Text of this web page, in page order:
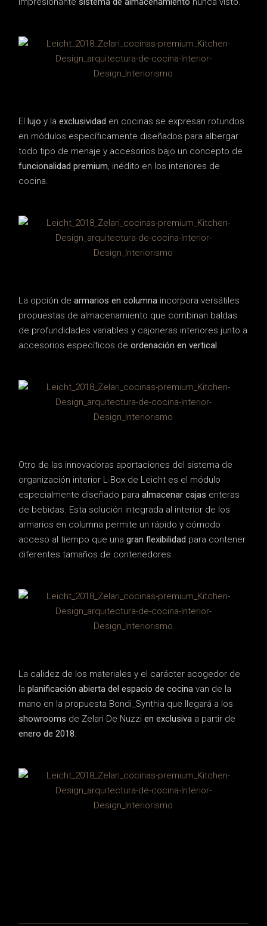
Ellujo y laexclusividad en cocinas se expresan rotundos
en módulos específicamente diseñados para albergar
todo tipo de menaje y accesorios bajo un concepto de
funcionalidad premium, inédito en los interiores de
cocina.
La opción dearmarios en columna incorpora versátiles
propuestas de almacenamiento que combinan baldas
de profundidades variables y cajoneras interiores junto a
accesorios específicos deordenación en vertical.
Otro de las innovadoras aportaciones del sistema de
organización interior L-Box de Leicht es el módulo
especialmente diseñado para almacenar cajas enteras
de bebidas. Esta solución integrada al interior de los
armarios en columna permite un rápido y cómodo
acceso al tiempo que unagran flexibilidad para contener
diferentes tamaños de contenedores.
La calidez de los materiales y el carácter acogedor de
laplanificación abierta del espacio de cocina van de la
mano en la propuesta Bondi_Synthia que llegará a los
showrooms de Zelari De Nuzzien exclusiva a partir de
enero de 2018.